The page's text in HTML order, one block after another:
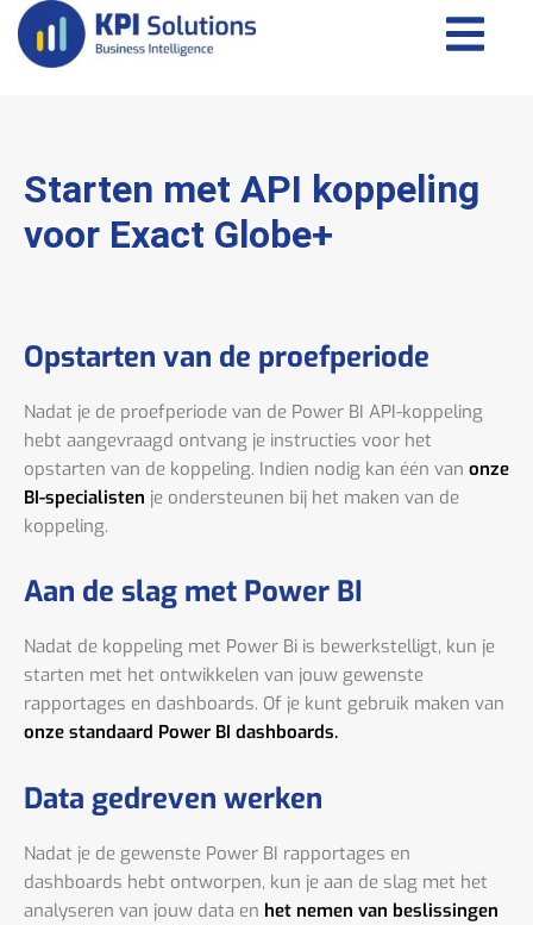
Starten met API koppeling
voor Exact Globe+
Opstarten van de proefperiode
Nadat je de proefperiode van de Power BI API-koppeling
hebt aangevraagd ontvang je instructies voor het
opstarten van de koppeling. Indien nodig kan één van onze
BI-specialisten je ondersteunen bij het maken van de
koppeling.
Aan de slag met Power BI
Nadat de koppeling met Power Bi is bewerkstelligt, kun je
starten met het ontwikkelen van jouw gewenste
rapportages en dashboards. Of je kunt gebruik maken van
onze standaard Power BI dashboards.
Data gedreven werken
Nadat je de gewenste Power BI rapportages en
dashboards hebt ontworpen, kun je aan de slag met het
analyseren van jouw data en het nemen van beslissingen